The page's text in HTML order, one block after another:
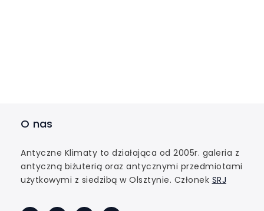
O nas
Antyczne Klimaty to działająca od 2005r. galeria z
antyczną biżuterią oraz antycznymi przedmiotami
użytkowymi z siedzibą w Olsztynie. Członek SRJ